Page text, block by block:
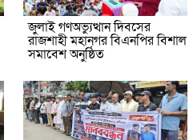
জুলাই গণঅভ্যুত্থান দিবসের
রাজশাহী মহানগর বিএনপির বিশাল
সমাবেশ অনুষ্ঠিত